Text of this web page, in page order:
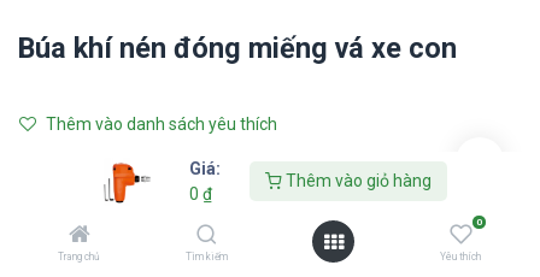
Giá:
0 ₫
Thêm vào giỏ hàng
Trang chủ Tìm kiếm
0
Yêu thích
Búa khí nén đóng miếng vá xe con
Thêm vào danh sách yêu thích
Liên hệ với chúng tôi
TAITEC